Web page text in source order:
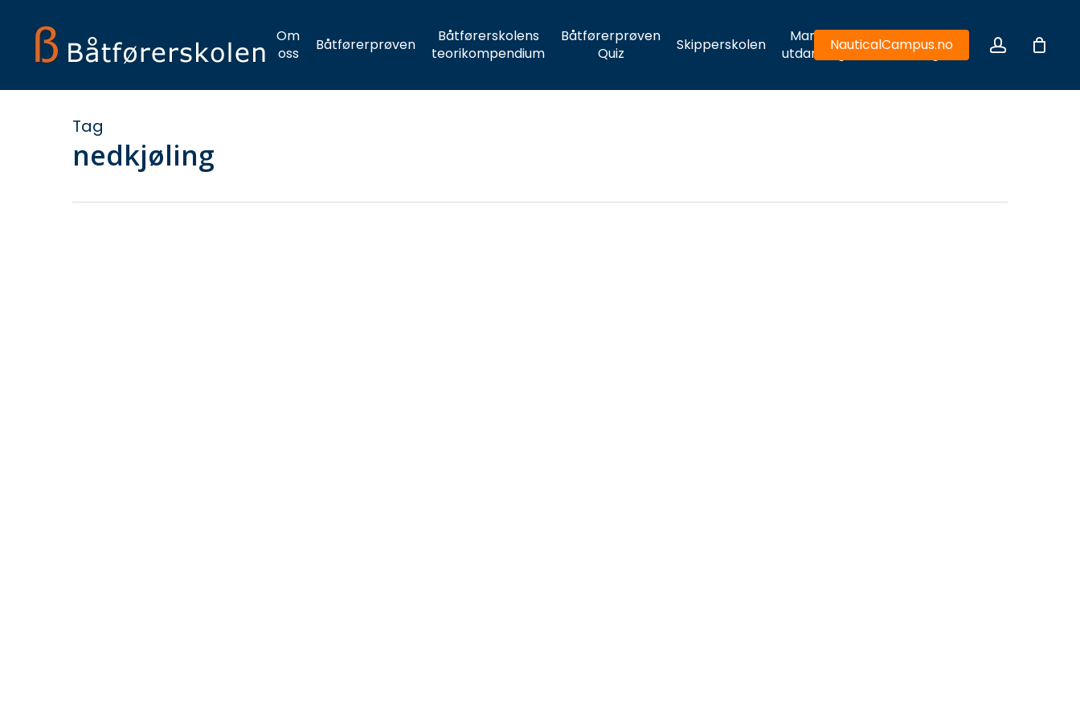
content
Om
oss
Båtførerprøven
Båtførerskolens
teorikompendium
Båtførerprøven
Quiz
Skipperskolen
Maritim
utdanning
Hydrodynamiske
utfordringer
NauticalCampus.no account
Tag
nedkjøling